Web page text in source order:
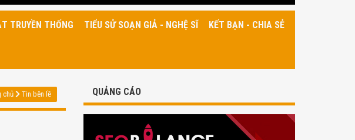
TRUYỀN THỐNG TIỂU SỬ SOẠN GIẢ - NGHỆ SĨ KẾT BẠN - CHIA SẺ
chủ Tin bên lề QUẢNG CÁO